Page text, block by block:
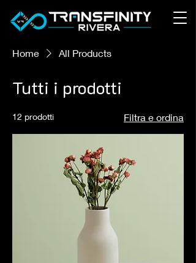
Home All Products
Tutti i prodotti
12 prodotti Filtra e ordina